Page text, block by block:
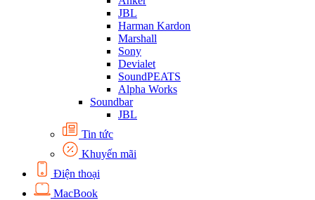
JBL
Harman Kardon
Marshall
Sony
Devialet
SoundPEATS
Alpha Works
Soundbar
JBL
Tin tức
Khuyến mãi
Điện thoại
MacBook